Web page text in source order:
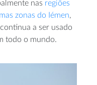
nas regiões
zonas do Iémen,
a ser usado
todo o mundo.